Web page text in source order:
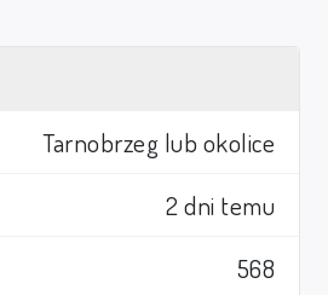
Tarnobrzeg lub okolice
2 dni temu
568